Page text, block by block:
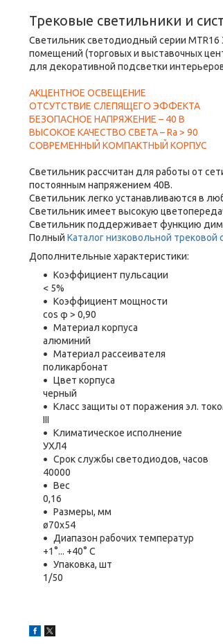
Трековые светильники и
Светильник светодиодный серии
помещений (торговых и выставочных
для декоративной подсветки
АКЦЕНТНОЕ ОСВЕЩЕНИЕ
ОТСУТСТВИЕ СЛЕПЯЩЕГО ЭФФЕКТА
БЕЗОПАСНОЕ НАПРЯЖЕНИЕ – 40 В
ВЫСОКОЕ КАЧЕСТВО СВЕТА – Ra > 90
СОВРЕМЕННЫЙ КОМПАКТНЫЙ КОРПУС
Светильник рассчитан для работы от
постоянным напряжением 40В.
Светильник легко устанавливаются в
Светильник имеет высокую
Светильник поддерживает функцию
Полный Каталог низковольной трековой
Дополнительные характеристики:
Коэффициент пульсации
< 5%
Коэффициент мощности
cos φ > 0,90
Материал корпуса
алюминий
Материал рассеивателя
поликарбонат
Цвет корпуса
черный
Класс защиты от поражения эл.
III
Климатическое исполнение
УХЛ4
Срок службы светодиодов, часов
40000
Вес
0,16
Размеры, мм
ø70х54
Диапазон рабочих температур
+1°... +40° C
Упаковка, шт
1/50